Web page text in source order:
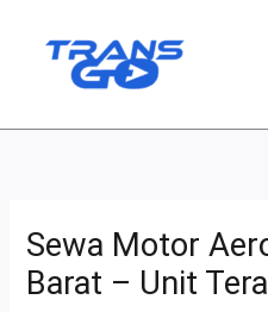
Sewa Motor
Barat – Unit